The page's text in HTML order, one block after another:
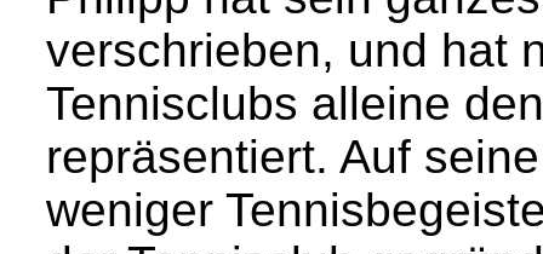
verschrieben, und hat
Tennisclubs alleine
repräsentiert. Auf
weniger